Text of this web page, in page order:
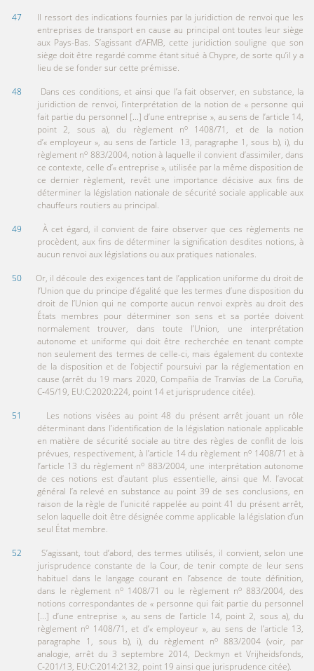
47Il ressort des indications fournies par la juridiction de renvoi que les
entreprises de transport en cause au principal ont toutes leur siège
aux Pays-Bas. S’agissant d’AFMB, cette juridiction souligne que son
siège doit être regardé comme étant situé à Chypre, de sorte qu’il y a
lieu de se fonder sur cette prémisse.
48 Dans ces conditions, et ainsi que l’a fait observer, en substance, la
juridiction de renvoi, l’interprétation de la notion de « personne qui
fait partie du personnel [...] d’une entreprise », au sens de l’article 14,
point 2, sous a), du règlement no
1408/71, et de la notion
d’« employeur », au sens de l’article 13, paragraphe 1, sous b), i), du
règlement no 883/2004, notion à laquelle il convient d’assimiler, dans
ce contexte, celle d’« entreprise », utilisée par la même disposition de
ce dernier règlement, revêt une importance décisive aux fins de
déterminer la législation nationale de sécurité sociale applicable aux
chauffeurs routiers au principal.
49 À cet égard, il convient de faire observer que ces règlements ne
procèdent, aux fins de déterminer la signification desdites notions, à
aucun renvoi aux législations ou aux pratiques nationales.
50Or, il découle des exigences tant de l’application uniforme du droit de
l’Union que du principe d’égalité que les termes d’une disposition du
droit de l’Union qui ne comporte aucun renvoi exprès au droit des
États membres pour déterminer son sens et sa portée doivent
normalement trouver, dans toute l’Union, une interprétation
autonome et uniforme qui doit être recherchée en tenant compte
non seulement des termes de celle-ci, mais également du contexte
de la disposition et de l’objectif poursuivi par la réglementation en
cause (arrêt du 19 mars 2020, Compañía de Tranvías de La Coruña,
C‑45/19, EU:C:2020:224, point 14 et jurisprudence citée).
51
Les notions visées au point 48 du présent arrêt jouant un rôle
déterminant dans l’identification de la législation nationale applicable
en matière de sécurité sociale au titre des règles de conflit de lois
prévues, respectivement, à l’article 14 du règlement no1408/71 et à
l’article 13 du règlement no 883/2004, une interprétation autonome
de ces notions est d’autant plus essentielle, ainsi que M. l’avocat
général l’a relevé en substance au point 39 de ses conclusions, en
raison de la règle de l’unicité rappelée au point 41 du présent arrêt,
selon laquelle doit être désignée comme applicable la législation d’un
seul État membre.
52 S’agissant, tout d’abord, des termes utilisés, il convient, selon une
jurisprudence constante de la Cour, de tenir compte de leur sens
habituel dans le langage courant en l’absence de toute définition,
dans le règlement no1408/71 ou le règlement no883/2004, des
notions correspondantes de « personne qui fait partie du personnel
[...] d’une entreprise », au sens de l’article 14, point 2, sous a), du
règlement no 1408/71, et d’« employeur », au sens de l’article 13,
paragraphe 1, sous b), i), du règlement no
883/2004 (voir, par
analogie, arrêt du 3 septembre 2014, Deckmyn et Vrijheidsfonds,
C‑201/13, EU:C:2014:2132, point 19 ainsi que jurisprudence citée).